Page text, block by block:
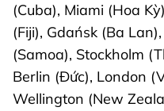
(Cuba), Miami (Hoa
(Fiji), Gdańsk (Ba
(Samoa), Stockholm
Berlin (Đức), London
Wellington (New